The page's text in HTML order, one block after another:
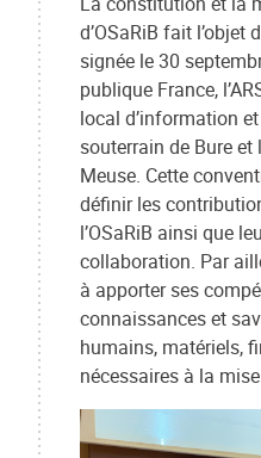
d’OSaRiB fait l’objet
signée le 30
publique France,
local d’information
souterrain de Bure et
Meuse. Cette
définir les
l’OSaRiB ainsi que
collaboration. Par
à apporter ses
connaissances et
humains, matériels,
nécessaires à la